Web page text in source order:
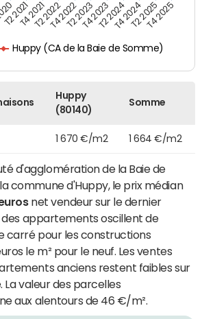
Huppy (CA de la Baie de Somme)
T2 2021T4 2021T2 2022T4 2022T2 2023T4 2023T2 2024T4 2024T2 2025T4 2025
Huppy
(80140)
Somme
1 670 €/m2 1 664 €/m2
d'agglomération de la Baie de
commune d'Huppy, le prix médian
net vendeur sur le dernier
des appartements oscillent de
carré pour les constructions
le m² pour le neuf. Les ventes
anciens restent faibles sur
La valeur des parcelles
aux alentours de 46 €/m².